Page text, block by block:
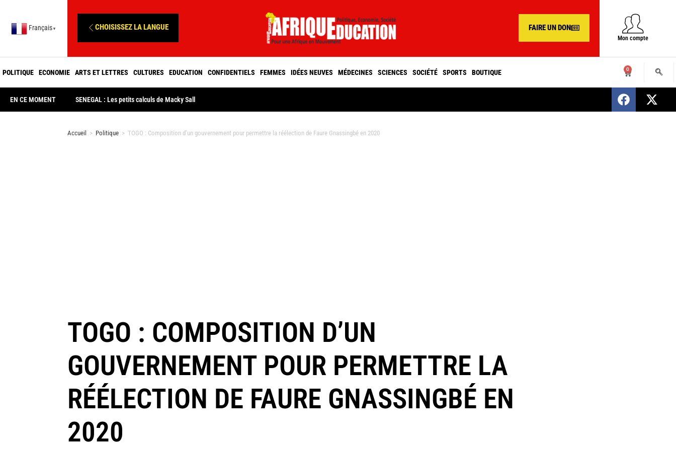
Français ▼ CHOISISSEZ LA LANGUE FAIRE UN DON
Mon compte
POLITIQUE ECONOMIE ARTS ET LETTRES CULTURES EDUCATION CONFIDENTIELS FEMMES IDÉES NEUVES MÉDECINES SCIENCES SOCIÉTÉ SPORTS BOUTIQUE 0
EN CE MOMENT SENEGAL : Les petits calculs de Macky Sall SENEGAL : Nomination d’un nouveau
Accueil > Politique > TOGO : Composition d’un gouvernement pour permettre la réélection de Faure Gnassingbé en 2020
TOGO : COMPOSITION D’UN
GOUVERNEMENT POUR PERMETTRE LA
RÉÉLECTION DE FAURE GNASSINGBÉ EN
2020